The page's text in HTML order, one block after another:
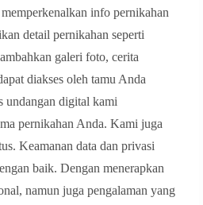
info pernikahan
detail pernikahan seperti
galeri foto, cerita
diakses oleh tamu Anda
undangan digital kami
pernikahan Anda. Kami juga
Keamanan data dan privasi
baik. Dengan menerapkan
namun juga pengalaman yang